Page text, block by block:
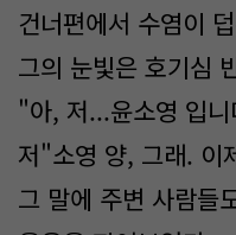
건너편에서 수염이
그의 눈빛은 호기심
​​​​"아, 저...윤소영 입
저"소영 양, 그래. 이
그 말에 주변 사람들